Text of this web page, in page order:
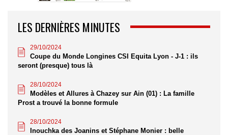
LES DERNIÈRES MINUTES
29/10/2024
Coupe du Monde Longines CSI Equita Lyon - J-1 : ils
seront (presque) tous là
28/10/2024
Modèles et Allures à Chazey sur Ain (01) : La famille
Prost a trouvé la bonne formule
28/10/2024
Inouchka des Joanins et Stéphane Monier : belle